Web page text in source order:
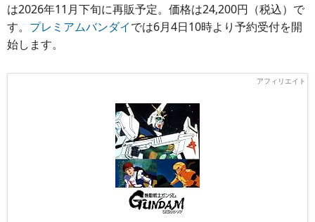
は2026年11月下旬に再販予定。価格は24,200円（税込）で
す。 プレミアムバンダイでは6月4日10時より予約受付を開
始します。